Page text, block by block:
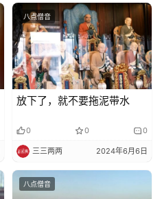
八点僧音
放下了，就不要拖泥带水
0 0 0
三三两两 2024年6月6日
八点僧音